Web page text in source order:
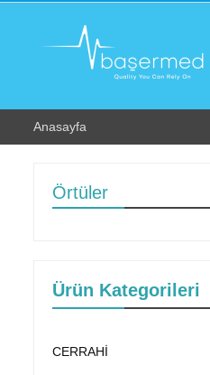
Anasayfa
Örtüler
Ürün Kategorileri
CERRAHİ